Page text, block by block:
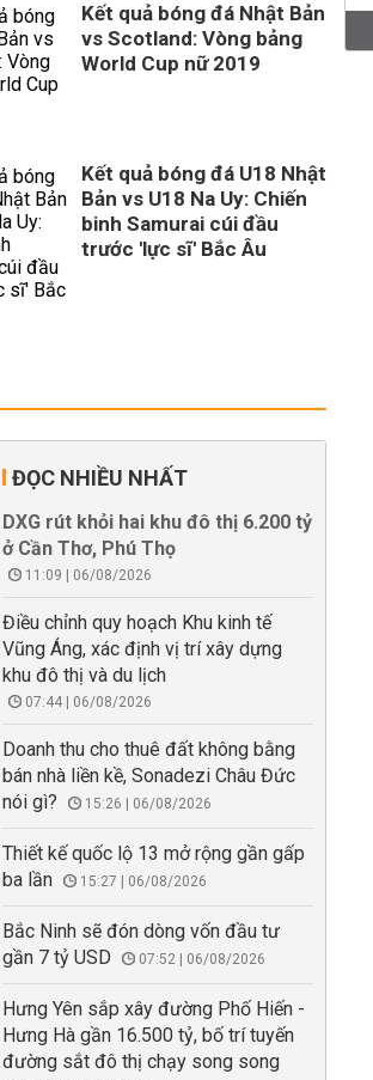
Kết quả bóng đá Nhật Bản
vs Scotland: Vòng bảng
World Cup nữ 2019
Kết quả bóng đá U18 Nhật
Bản vs U18 Na Uy: Chiến
binh Samurai cúi đầu
trước 'lực sĩ' Bắc Âu
ĐỌC NHIỀU NHẤT
DXG rút khỏi hai khu đô thị 6.200 tỷ
ở Cần Thơ, Phú Thọ
11:09 | 06/08/2026
Điều chỉnh quy hoạch Khu kinh tế
Vũng Áng, xác định vị trí xây dựng
khu đô thị và du lịch
07:44 | 06/08/2026
Doanh thu cho thuê đất không bằng
bán nhà liền kề, Sonadezi Châu Đức
nói gì?
15:26 | 06/08/2026
Thiết kế quốc lộ 13 mở rộng gần gấp
ba lần
15:27 | 06/08/2026
Bắc Ninh sẽ đón dòng vốn đầu tư
gần 7 tỷ USD
07:52 | 06/08/2026
Hưng Yên sắp xây đường Phố Hiến -
Hưng Hà gần 16.500 tỷ, bố trí tuyến
đường sắt đô thị chạy song song